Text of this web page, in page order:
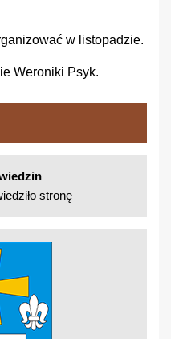
w listopadzie.
Weroniki Psyk.
stronę